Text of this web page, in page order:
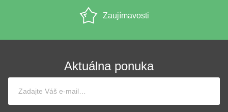
Zaujímavosti
Aktuálna ponuka